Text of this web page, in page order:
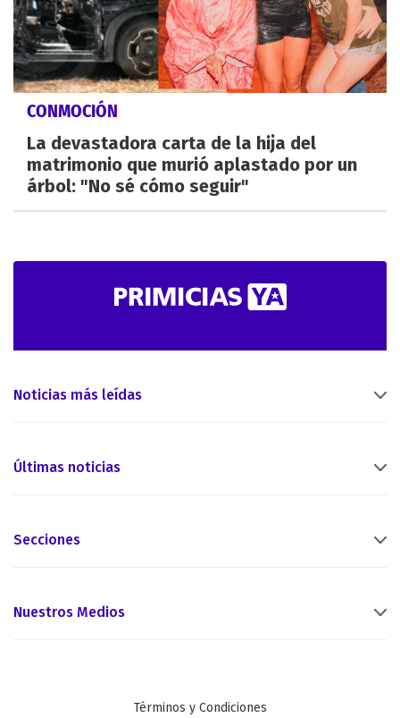
CONMOCIÓN
La devastadora carta de la hija del
matrimonio que murió aplastado por un
árbol: "No sé cómo seguir"
Noticias más leídas
Últimas noticias
Secciones
Nuestros Medios
Términos y Condiciones